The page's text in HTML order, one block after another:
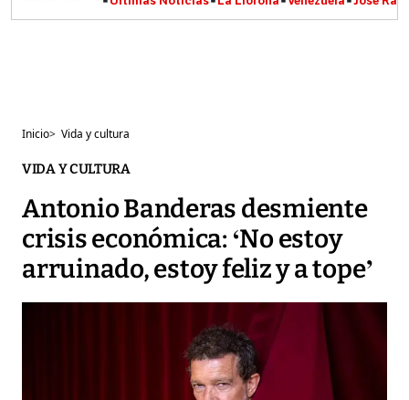
Inicio> Vida y cultura
VIDA Y CULTURA
Antonio Banderas desmiente
crisis económica: ‘No estoy
arruinado, estoy feliz y a tope’